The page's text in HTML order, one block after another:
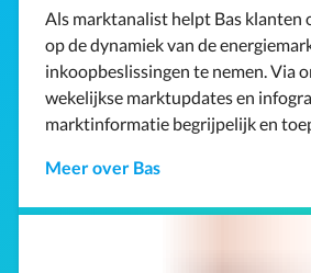
Als marktanalist helpt Bas klanten
op de dynamiek van de
inkoopbeslissingen te nemen. Via
wekelijkse marktupdates en
marktinformatie begrijpelijk en
Meer over Bas